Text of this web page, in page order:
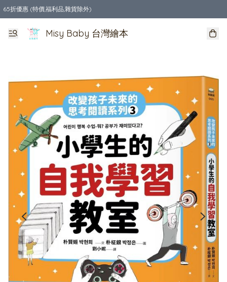
65折優惠 (特價,福利品,雜貨除外)
全店購物滿$550，免運費
Misy Baby 台灣繪本